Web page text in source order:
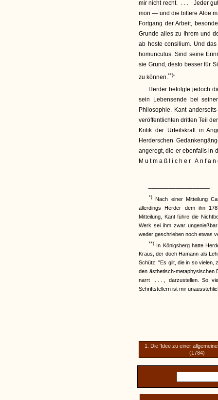
mir nicht recht. ... Jeder
mori — und die bittere Aloe
Fortgang der Arbeit,
Grunde alles zu Ihrem und
ab hoste consilium. Und
homunculus. Sind seine
sie Grund, desto besser für
zu können.**)"
Herder befolgte jedoch
sein Lebensende bei
Philosophie. Kant
veröffentlichten dritten Teil
Kritik der Urteilskraft in
Herderschen
angeregt, die er ebenfalls in
Mutmaßlicher
*) Nach einer Mitteilung
allerdings Herder dem ihn
Mitteilung, Kant führe die
Werk sei ihm zwar
weder geschrieben noch etwas
**) In Königsberg hatte
Kraus, der doch Hamann als
Schütz: "Es gilt, die in so vielen,
den ästhetisch-metaphysischen
narrt
, darzustellen. So
Schriftstellern ist mir
1. Die 'Idee zu einer
(1784)